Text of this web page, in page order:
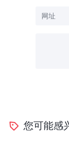
您可能感